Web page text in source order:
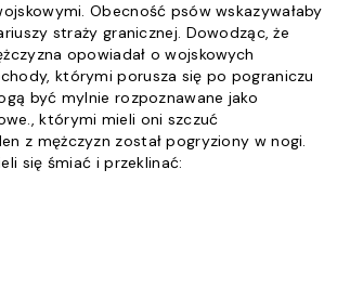
Obecność psów wskazywałaby
straży granicznej. Dowodząc, że
opowiadał o wojskowych
którymi porusza się po pograniczu
być mylnie rozpoznawane jako
, którymi mieli oni szczuć
z mężczyzn został pogryziony w nogi.
się śmiać i przeklinać: